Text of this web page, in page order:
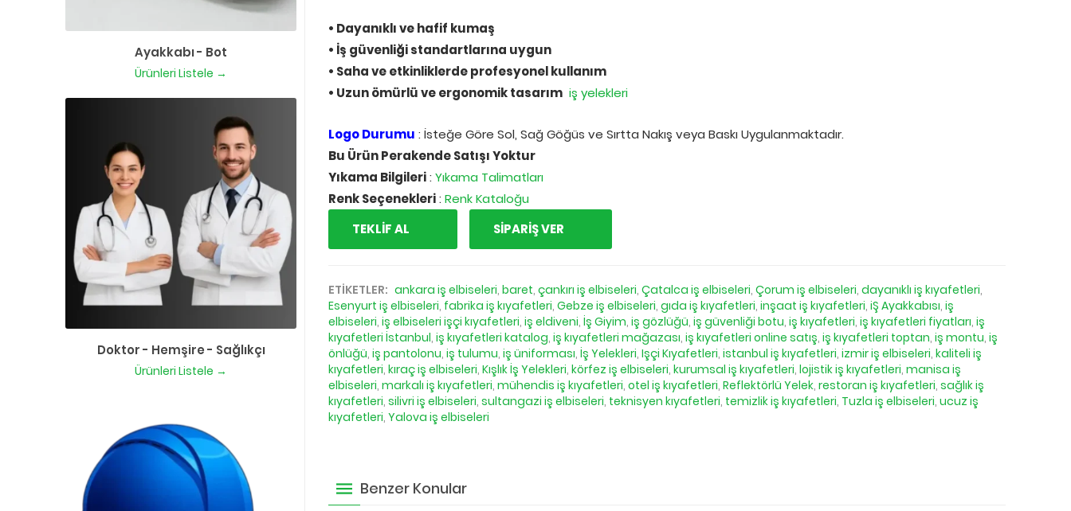
• Dayanıklı ve hafif kumaş
• İş güvenliği standartlarına uygun
• Saha ve etkinliklerde profesyonel kullanım
• Uzun ömürlü ve ergonomik tasarım iş yelekleri
Logo Durumu : İsteğe Göre Sol, Sağ Göğüs ve Sırtta Nakış veya Baskı Uygulanmaktadır.
Bu Ürün Perakende Satışı Yoktur
Yıkama Bilgileri: Yıkama Talimatları
Renk Seçenekleri: Renk Kataloğu
TEKLİF AL
SİPARİŞ VER
ETİKETLER: ankara iş elbiseleri, baret, çankırı iş elbiseleri, Çatalca iş elbiseleri, Çorum iş elbiseleri, dayanıklı iş kıyafetleri,
Esenyurt iş elbiseleri, fabrika iş kıyafetleri, Gebze iş elbiseleri, gıda iş kıyafetleri, inşaat iş kıyafetleri, iŞ Ayakkabısı, iş
elbiseleri, iş elbiseleri işçi kıyafetleri, iş eldiveni, İş Giyim, iş gözlüğü, iş güvenliği botu, iş kıyafetleri, iş kıyafetleri fiyatları, iş
kıyafetleri İstanbul, iş kıyafetleri katalog, iş kıyafetleri mağazası, iş kıyafetleri online satış, iş kıyafetleri toptan, iş montu, iş
önlüğü, iş pantolonu, iş tulumu, iş üniforması, İş Yelekleri, Işçi Kıyafetleri, istanbul iş kıyafetleri, izmir iş elbiseleri, kaliteli iş
kıyafetleri, kıraç iş elbiseleri, Kışlık İş Yelekleri, körfez iş elbiseleri, kurumsal iş kıyafetleri, lojistik iş kıyafetleri, manisa iş
elbiseleri, markalı iş kıyafetleri, mühendis iş kıyafetleri, otel iş kıyafetleri, Reflektörlü Yelek, restoran iş kıyafetleri, sağlık iş
kıyafetleri, silivri iş elbiseleri, sultangazi iş elbiseleri, teknisyen kıyafetleri, temizlik iş kıyafetleri, Tuzla iş elbiseleri, ucuz iş
kıyafetleri, Yalova iş elbiseleri
Benzer Konular
Ayakkabı - Bot
Ürünleri Listele →
Doktor - Hemşire - Sağlıkçı
Ürünleri Listele →